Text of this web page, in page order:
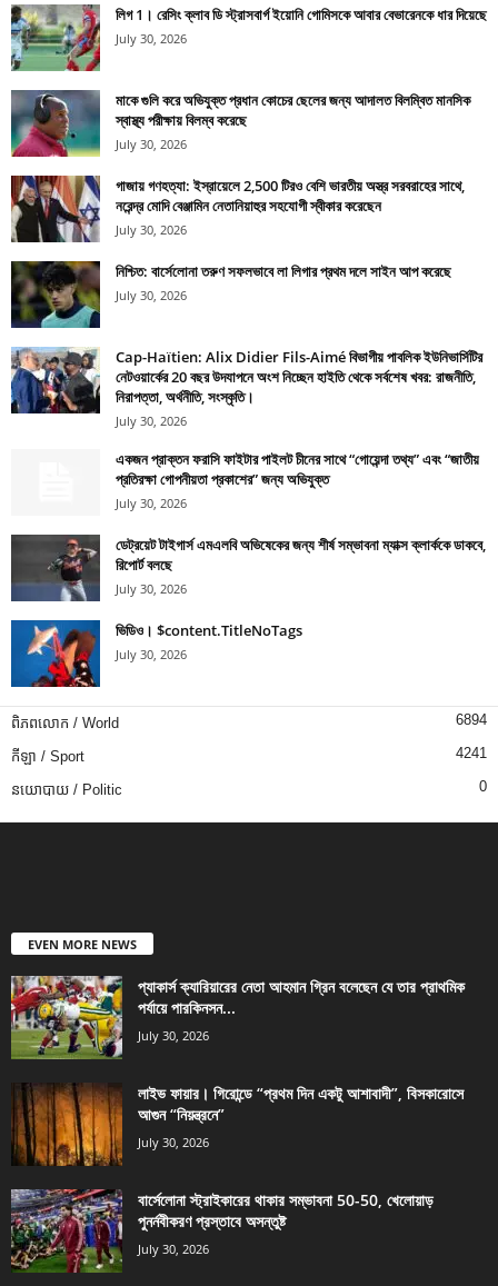
লিগ 1। রেসিং ক্লাব ডি স্ট্রাসবার্গ ইয়োনি গোমিসকে আবার বেভারেনকে ধার দিয়েছে
July 30, 2026
মাকে গুলি করে অভিযুক্ত প্রধান কোচের ছেলের জন্য আদালত বিলম্বিত মানসিক
স্বাস্থ্য পরীক্ষায় বিলম্ব করেছে
July 30, 2026
গাজায় গণহত্যা: ইস্রায়েলে 2,500 টিরও বেশি ভারতীয় অস্ত্র সরবরাহের সাথে,
নরেন্দ্র মোদি বেঞ্জামিন নেতানিয়াহুর সহযোগী স্বীকার করেছেন
July 30, 2026
নিশ্চিত: বার্সেলোনা তরুণ সফলভাবে লা লিগার প্রথম দলে সাইন আপ করেছে
July 30, 2026
Cap-Haïtien: Alix Didier Fils-Aimé বিভাগীয় পাবলিক ইউনিভার্সিটির
নেটওয়ার্কের 20 বছর উদযাপনে অংশ নিচ্ছেন হাইতি থেকে সর্বশেষ খবর: রাজনীতি,
নিরাপত্তা, অর্থনীতি, সংস্কৃতি।
July 30, 2026
একজন প্রাক্তন ফরাসি ফাইটার পাইলট চীনের সাথে “গোয়েন্দা তথ্য” এবং “জাতীয়
প্রতিরক্ষা গোপনীয়তা প্রকাশের” জন্য অভিযুক্ত
July 30, 2026
ডেট্রয়েট টাইগার্স এমএলবি অভিষেকের জন্য শীর্ষ সম্ভাবনা ম্যাক্স ক্লার্ককে ডাকবে,
রিপোর্ট বলছে
July 30, 2026
ভিডিও। $content.TitleNoTags
July 30, 2026
ពិភពលោក / World 6894
កីឡា / Sport 4241
នយោបាយ / Politic 0
EVEN MORE NEWS
প্যাকার্স ক্যারিয়ারের নেতা আহমান গ্রিন বলেছেন যে তার প্রাথমিক
পর্যায়ে পারকিনসন...
July 30, 2026
লাইভ ফায়ার। গিরোন্ডে “প্রথম দিন একটু আশাবাদী”, বিসকারোসে
আগুন “নিয়ন্ত্রনে”
July 30, 2026
বার্সেলোনা স্ট্রাইকারের থাকার সম্ভাবনা 50-50, খেলোয়াড়
পুনর্নবীকরণ প্রস্তাবে অসন্তুষ্ট
July 30, 2026